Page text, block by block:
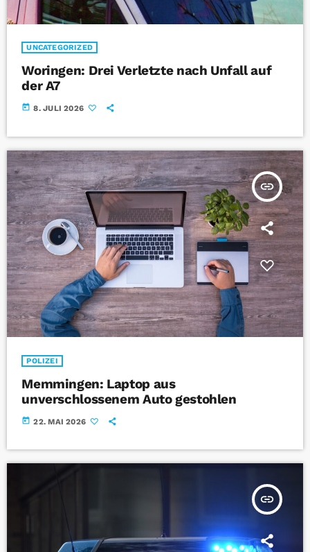
UNCATEGORIZED
Woringen: Drei Verletzte nach Unfall auf
der A7
today 8. JULI 2026
insert_link
POLIZEI
Memmingen: Laptop aus
unverschlossenem Auto gestohlen
today 22. MAI 2026
insert_link